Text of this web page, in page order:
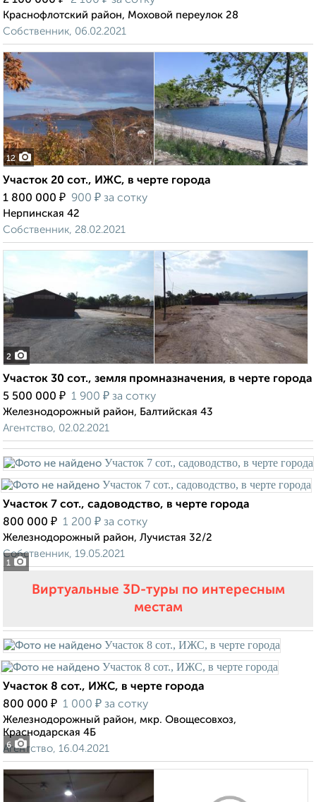
Краснофлотский район, Моховой переулок 28
Собственник, 06.02.2021
12
Участок 20 сот., ИЖС, в черте города
1 800 000 ₽ 900 ₽ за сотку
Нерпинская 42
Собственник, 28.02.2021
2
Участок 30 сот., земля промназначения, в черте города
5 500 000 ₽ 1 900 ₽ за сотку
Железнодорожный район, Балтийская 43
Агентство, 02.02.2021
1
Участок 7 сот., садоводство, в черте города
800 000 ₽ 1 200 ₽ за сотку
Железнодорожный район, Лучистая 32/2
Собственник, 19.05.2021
Виртуальные 3D-туры по интересным
местам
6
Участок 8 сот., ИЖС, в черте города
800 000 ₽ 1 000 ₽ за сотку
Железнодорожный район, мкр. Овощесовхоз,
Краснодарская 4Б
Агентство, 16.04.2021